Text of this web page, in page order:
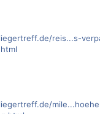
reis...s-